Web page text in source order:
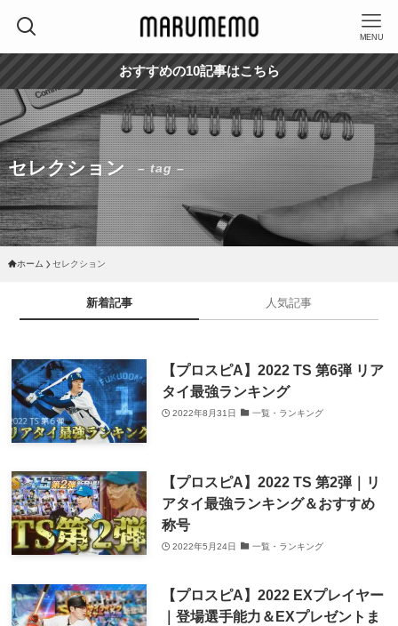
MENU
おすすめの10記事はこちら
セレクション – tag –
ホーム セレクション
新着記事 人気記事
【プロスピA】2022 TS 第6弾 リア
タイ最強ランキング
2022年8月31日 一覧・ランキング
【プロスピA】2022 TS 第2弾｜リ
アタイ最強ランキング＆おすすめ
称号
2022年5月24日 一覧・ランキング
【プロスピA】2022 EXプレイヤー
｜登場選手能力＆EXプレゼントま